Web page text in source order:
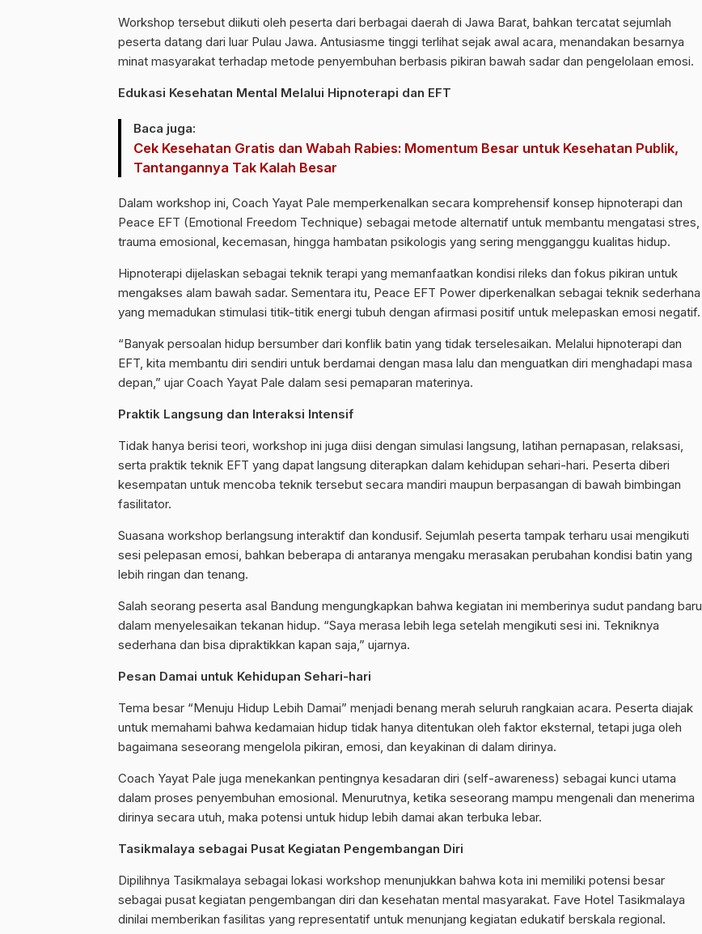
Workshop tersebut diikuti oleh peserta dari berbagai daerah di Jawa Barat, bahkan tercatat sejumlah
peserta datang dari luar Pulau Jawa. Antusiasme tinggi terlihat sejak awal acara, menandakan besarnya
minat masyarakat terhadap metode penyembuhan berbasis pikiran bawah sadar dan pengelolaan emosi.
Edukasi Kesehatan Mental Melalui Hipnoterapi dan EFT
Baca juga:
Cek Kesehatan Gratis dan Wabah Rabies: Momentum Besar untuk Kesehatan Publik,
Tantangannya Tak Kalah Besar
Dalam workshop ini, Coach Yayat Pale memperkenalkan secara komprehensif konsep hipnoterapi dan
Peace EFT (Emotional Freedom Technique) sebagai metode alternatif untuk membantu mengatasi stres,
trauma emosional, kecemasan, hingga hambatan psikologis yang sering mengganggu kualitas hidup.
Hipnoterapi dijelaskan sebagai teknik terapi yang memanfaatkan kondisi rileks dan fokus pikiran untuk
mengakses alam bawah sadar. Sementara itu, Peace EFT Power diperkenalkan sebagai teknik sederhana
yang memadukan stimulasi titik-titik energi tubuh dengan afirmasi positif untuk melepaskan emosi negatif.
“Banyak persoalan hidup bersumber dari konflik batin yang tidak terselesaikan. Melalui hipnoterapi dan
EFT, kita membantu diri sendiri untuk berdamai dengan masa lalu dan menguatkan diri menghadapi masa
depan,” ujar Coach Yayat Pale dalam sesi pemaparan materinya.
Praktik Langsung dan Interaksi Intensif
Tidak hanya berisi teori, workshop ini juga diisi dengan simulasi langsung, latihan pernapasan, relaksasi,
serta praktik teknik EFT yang dapat langsung diterapkan dalam kehidupan sehari-hari. Peserta diberi
kesempatan untuk mencoba teknik tersebut secara mandiri maupun berpasangan di bawah bimbingan
fasilitator.
Suasana workshop berlangsung interaktif dan kondusif. Sejumlah peserta tampak terharu usai mengikuti
sesi pelepasan emosi, bahkan beberapa di antaranya mengaku merasakan perubahan kondisi batin yang
lebih ringan dan tenang.
Salah seorang peserta asal Bandung mengungkapkan bahwa kegiatan ini memberinya sudut pandang baru
dalam menyelesaikan tekanan hidup. “Saya merasa lebih lega setelah mengikuti sesi ini. Tekniknya
sederhana dan bisa dipraktikkan kapan saja,” ujarnya.
Pesan Damai untuk Kehidupan Sehari-hari
Tema besar “Menuju Hidup Lebih Damai” menjadi benang merah seluruh rangkaian acara. Peserta diajak
untuk memahami bahwa kedamaian hidup tidak hanya ditentukan oleh faktor eksternal, tetapi juga oleh
bagaimana seseorang mengelola pikiran, emosi, dan keyakinan di dalam dirinya.
Coach Yayat Pale juga menekankan pentingnya kesadaran diri (self-awareness) sebagai kunci utama
dalam proses penyembuhan emosional. Menurutnya, ketika seseorang mampu mengenali dan menerima
dirinya secara utuh, maka potensi untuk hidup lebih damai akan terbuka lebar.
Tasikmalaya sebagai Pusat Kegiatan Pengembangan Diri
Dipilihnya Tasikmalaya sebagai lokasi workshop menunjukkan bahwa kota ini memiliki potensi besar
sebagai pusat kegiatan pengembangan diri dan kesehatan mental masyarakat. Fave Hotel Tasikmalaya
dinilai memberikan fasilitas yang representatif untuk menunjang kegiatan edukatif berskala regional.